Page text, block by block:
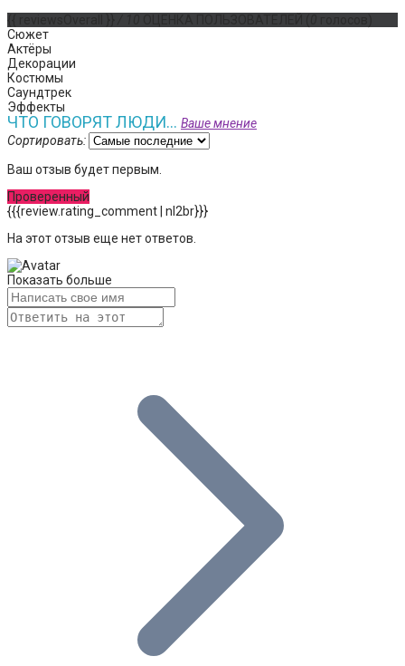
Сюжет
Актёры
Декорации
Костюмы
Саундтрек
Эффекты
ЧТО ГОВОРЯТ ЛЮДИ... Ваше мнение
Сортировать:
Ваш отзыв будет первым.
Проверенный
{{{review.rating_comment | nl2br}}}
На этот отзыв еще нет ответов.
Показать больше